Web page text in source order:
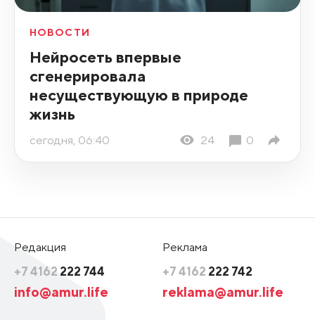
НОВОСТИ
Нейросеть впервые
сгенерировала
несуществующую в природе
жизнь
сегодня, 06:40 24 0
Редакция
+7 4162 222 744
info@amur.life
Реклама
+7 4162 222 742
reklama@amur.life